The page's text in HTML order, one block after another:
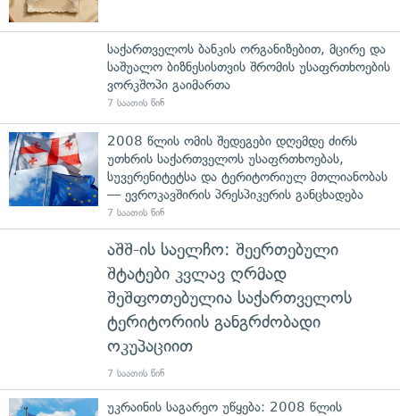
საქართველოს ბანკის ორგანიზებით, მცირე და
საშუალო ბიზნესისთვის შრომის უსაფრთხოების
ვორკშოპი გაიმართა
7 საათის წინ
2008 წლის ომის შედეგები დღემდე ძირს
უთხრის საქართველოს უსაფრთხოებას,
სუვერენიტეტსა და ტერიტორიულ მთლიანობას
— ევროკავშირის პრესპიკერის განცხადება
7 საათის წინ
აშშ-ის საელჩო: შეერთებული
შტატები კვლავ ღრმად
შეშფოთებულია საქართველოს
ტერიტორიის განგრძობადი
ოკუპაციით
7 საათის წინ
უკრაინის საგარეო უწყება: 2008 წლის